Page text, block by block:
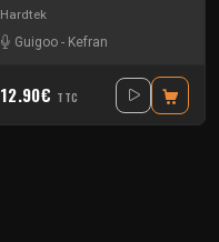
Hardtek
Guigoo - Kefran
12.90€ TTC